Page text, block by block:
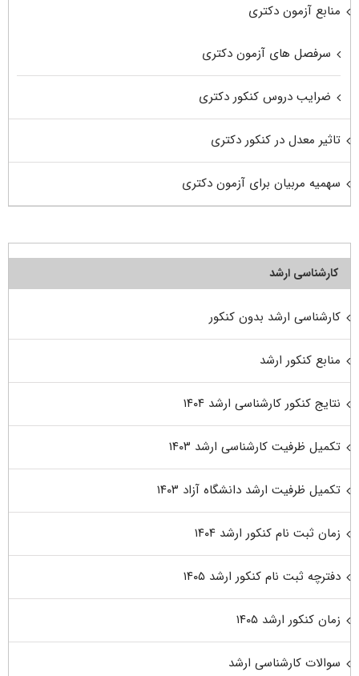
منابع آزمون دکتری
سرفصل های آزمون دکتری
ضرایب دروس کنکور دکتری
تاثیر معدل در کنکور دکتری
سهمیه مربیان برای آزمون دکتری
کارشناسی ارشد
کارشناسی ارشد بدون کنکور
منابع کنکور ارشد
نتایج کنکور کارشناسی ارشد ۱۴۰۴
تکمیل ظرفیت کارشناسی ارشد ۱۴۰۳
تکمیل ظرفیت ارشد دانشگاه آزاد ۱۴۰۳
زمان ثبت نام کنکور ارشد ۱۴۰۴
دفترچه ثبت نام کنکور ارشد ۱۴۰۵
زمان کنکور ارشد ۱۴۰۵
سوالات کارشناسی ارشد